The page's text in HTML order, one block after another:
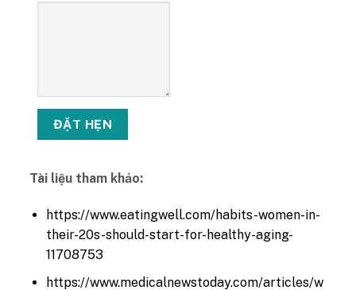
Tài liệu tham khảo:
https://www.eatingwell.com/habits-women-in-
their-20s-should-start-for-healthy-aging-
11708753
https://www.medicalnewstoday.com/articles/w